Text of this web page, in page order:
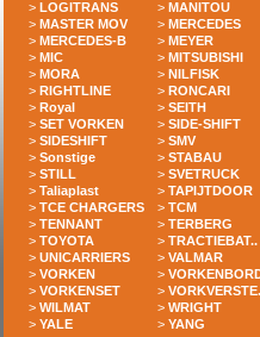
> LOGITRANS > MANITOU
> MASTER MOV > MERCEDES
> MERCEDES-B > MEYER
> MIC > MITSUBISHI
> MORA > NILFISK
> RIGHTLINE > RONCARI
> Royal > SEITH
> SET VORKEN > SIDE-SHIFT
> SIDESHIFT > SMV
> Sonstige > STABAU
> STILL > SVETRUCK
> Taliaplast > TAPIJTDOOR
> TCE CHARGERS > TCM
> TENNANT > TERBERG
> TOYOTA > TRACTIEBAT..
> UNICARRIERS > VALMAR
> VORKEN >
> VORKENSET >
> WILMAT > WRIGHT
> YALE > YANG